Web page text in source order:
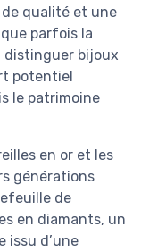
qualité et une
parfois la
distinguer bijoux
potentiel
le patrimoine
en or et les
générations
de
en diamants, un
issu d’une